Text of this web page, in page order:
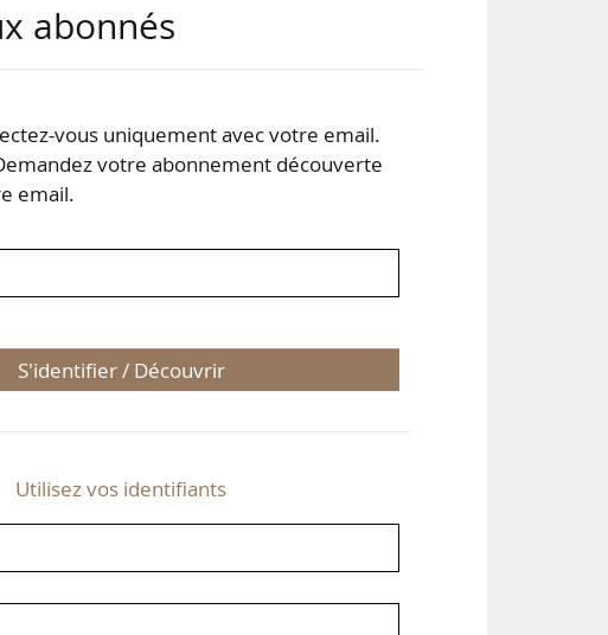
Affaires
abonnés
vous uniquement avec votre email.
votre abonnement découverte
email.
S'identifier / Découvrir
Utilisez vos identifiants